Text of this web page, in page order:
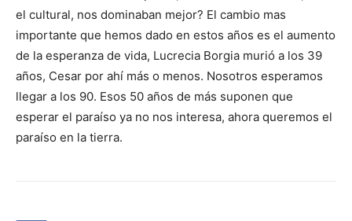
el cultural, nos dominaban mejor? El cambio mas
importante que hemos dado en estos años es el aumento
de la esperanza de vida, Lucrecia Borgia murió a los 39
años, Cesar por ahí más o menos. Nosotros esperamos
llegar a los 90. Esos 50 años de más suponen que
esperar el paraíso ya no nos interesa, ahora queremos el
paraíso en la tierra.